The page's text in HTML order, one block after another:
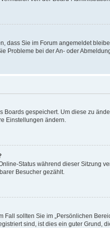
dass Sie im Forum angemeldet
Probleme bei der An- oder
gespeichert. Um diese zu
Einstellungen ändern.
Status während dieser Sitzung
Besucher gezählt.
sollten Sie im „Persönlichen
sind, ist dies ein guter Grund,